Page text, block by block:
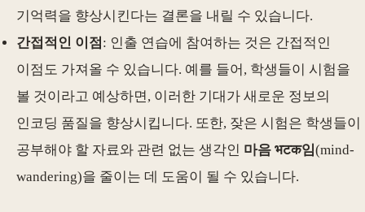
기억력을 향상시킨다는 결론을 내릴 수 있습니다.
간접적인 이점 : 인출 연습에 참여하는 것은 간접적인
이점도 가져올 수 있습니다. 예를 들어, 학생들이 시험을
볼 것이라고 예상하면, 이러한 기대가 새로운 정보의
인코딩 품질을 향상시킵니다. 또한, 잦은 시험은 학생들이
공부해야 할 자료와 관련 없는 생각인 마음 भटक임(mind-
wandering)을 줄이는 데 도움이 될 수 있습니다.